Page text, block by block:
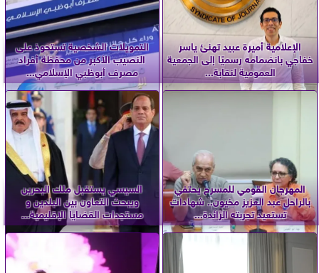
الإعلامية أميرة عبيد تهنئ ياسر
خفاجي بانضمامه رسميًا إلى الجمعية
العمومية لنقابة...
التمويلات الشخصية تستحوذ على
النصيب الأكبر من محفظة أفراد
مصرف أبوظبي الإسلامي...
المهرجان القومي للمسرح يحتفي
بالراحل عبد العزيز مخيون.. شهادات
تستعيد تجربته الرائدة...
السيسي يستقبل ملك البحرين
ويبحث التعاون بين البلدين و
مستجدات القضايا الإقليمية...